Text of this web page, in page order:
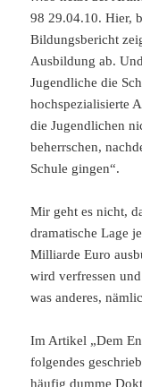
98 29.04.10. Hier,
Bildungsbericht
Ausbildung ab.
Jugendliche die
hochspezialisierte
die Jugendlichen
beherrschen,
Schule gingen“.
Mir geht es nicht,
dramatische Lage
Milliarde Euro
wird verfressen
was anderes,
Im Artikel „Dem
folgendes
häufig dumme